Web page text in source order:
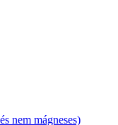
nem mágneses)